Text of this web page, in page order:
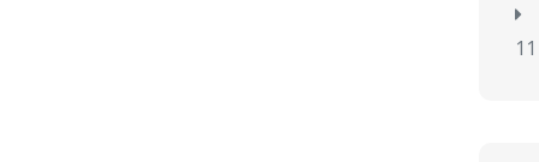
11